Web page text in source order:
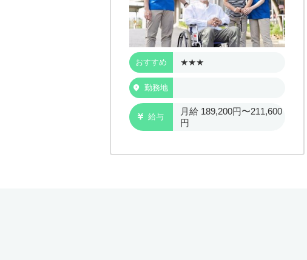
おすすめ ★★★
勤務地
給与
月給 189,200円〜211,600
円